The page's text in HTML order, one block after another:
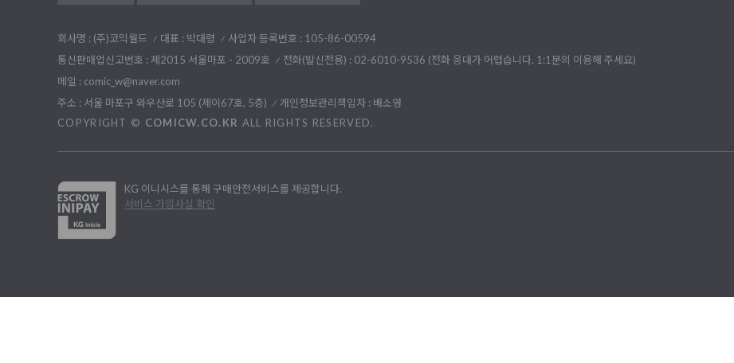
회사명 : (주)코믹월드 대표 : 박대령
사업자 등록번호 : 105-86-00594
통신판매업신고번호 : 제2015 서울마포 - 2009호
전화(발신전용) : 02-6010-9536 (전화 응대가 어렵습니다. 1:1문의 이용해 주세요)
메일 : comic_w@naver.com
주소 : 서울 마포구 와우산로 105 (제이67호, 5층)
개인정보관리책임자 : 배소영
COPYRIGHT © COMICW.CO.KR ALL RIGHTS RESERVED.
KG 이니시스를 통해 구매안전서비스를 제공합니다.
서비스 가입사실 확인